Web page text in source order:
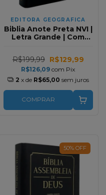
EDITORA GEOGRAFICA
Biblia Anote Preta NVI |
Letra Grande | Com
R$199,99 R$129,99
R$126,09com Pix
2 x de R$65,00 sem juros
COMPRAR
50% OFF